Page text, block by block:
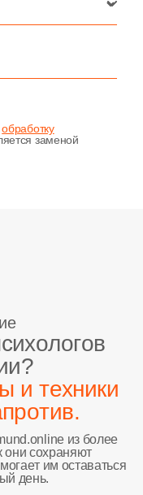
обработку
заменой
и техники
из более
они сохраняют
им оставаться
день.